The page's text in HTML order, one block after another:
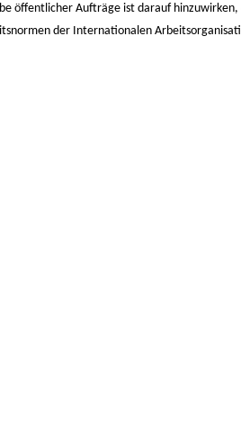
öffentlicher Aufträge ist darauf
der Internationalen